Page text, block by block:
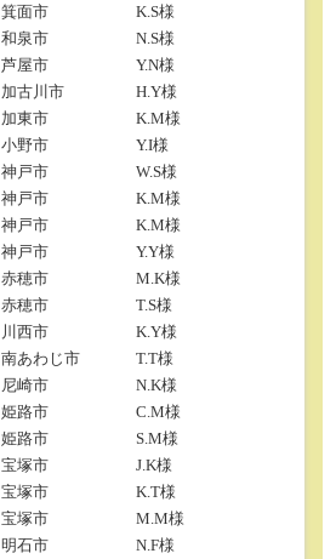
箕面市
K.S様
和泉市
N.S様
芦屋市
Y.N様
加古川市
H.Y様
加東市
K.M様
小野市
Y.I様
神戸市
W.S様
神戸市
K.M様
神戸市
K.M様
神戸市
Y.Y様
赤穂市
M.K様
赤穂市
T.S様
川西市
K.Y様
南あわじ市
T.T様
尼崎市
N.K様
姫路市
C.M様
姫路市
S.M様
宝塚市
J.K様
宝塚市
K.T様
宝塚市
M.M様
明石市
N.F様